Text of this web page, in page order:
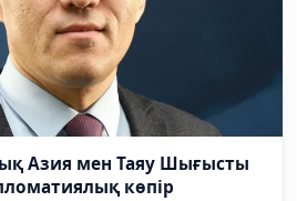
Азия мен Таяу Шығысты
көпір